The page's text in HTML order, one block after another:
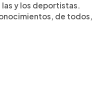
y los deportistas.
de todos,